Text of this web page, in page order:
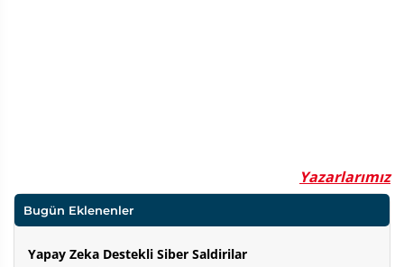
Yazarlarımız
Bugün Eklenenler
Yapay Zeka Destekli Siber Saldirilar